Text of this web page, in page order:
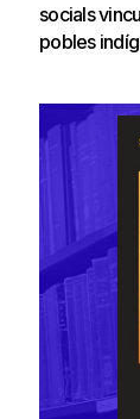
socials
pobles